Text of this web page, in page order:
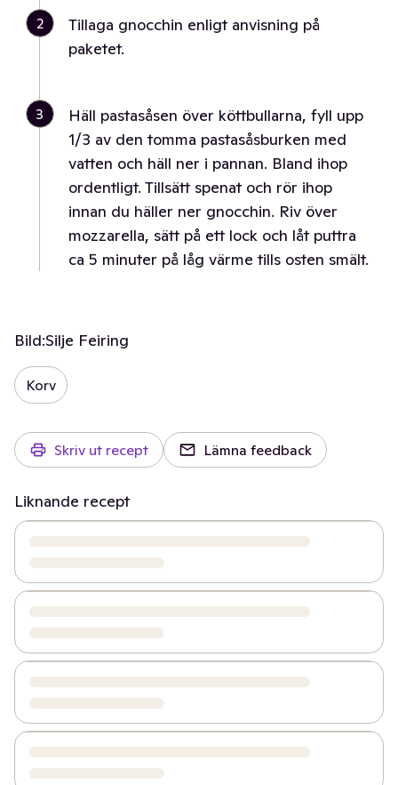
2
Tillaga gnocchin enligt anvisning på
paketet.
3
Häll pastasåsen över köttbullarna, fyll upp
1/3 av den tomma pastasåsburken med
vatten och häll ner i pannan. Bland ihop
ordentligt. Tillsätt spenat och rör ihop
innan du häller ner gnocchin. Riv över
mozzarella, sätt på ett lock och låt puttra
ca 5 minuter på låg värme tills osten smält.
Bild:Silje Feiring
Korv
Skriv ut recept Lämna feedback
Liknande recept